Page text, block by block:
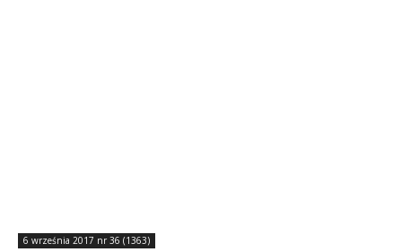
6 września 2017 nr 36 (1363)